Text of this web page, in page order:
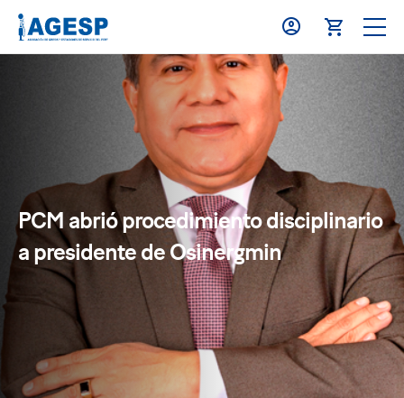
PCM abrió procedimiento disciplinario
a presidente de Osinergmin